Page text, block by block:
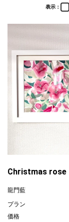
表示：
Christmas rose
龍門藍
プラン
価格